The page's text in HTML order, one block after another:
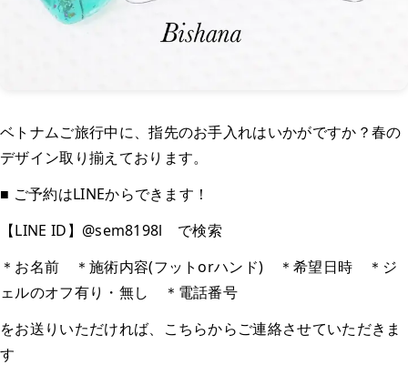
ベトナムご旅行中に、指先のお手入れはいかがですか？春の
デザイン取り揃えております。
■ ご予約はLINEからできます！
【LINE ID】@sem8198l で検索
＊お名前 ＊施術内容(フットorハンド) ＊希望日時 ＊ジ
ェルのオフ有り・無し ＊電話番号
をお送りいただければ、こちらからご連絡させていただきま
す